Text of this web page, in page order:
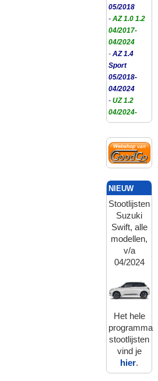
05/2018
- AZ 1.0 1.2
04/2017-
04/2024
- AZ 1.4
Sport
05/2018-
04/2024
- UZ 1.2
04/2024-
NIEUW
Stootlijsten
Suzuki
Swift, alle
modellen,
v/a
04/2024
Het hele
programma
stootlijsten
vind je
hier.